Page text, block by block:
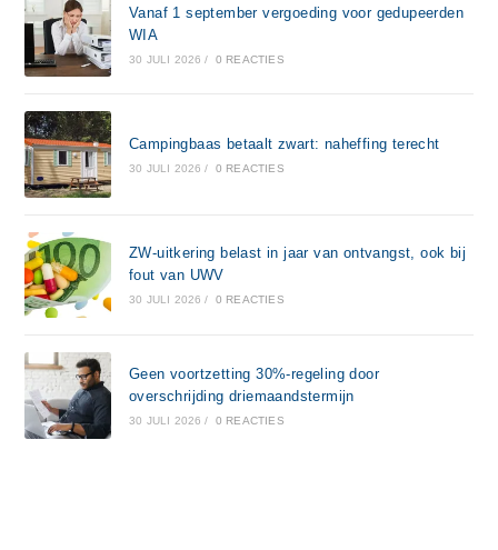
Vanaf 1 september vergoeding voor gedupeerden
WIA
30 JULI 2026 / 0 REACTIES
Campingbaas betaalt zwart: naheffing terecht
30 JULI 2026 / 0 REACTIES
ZW-uitkering belast in jaar van ontvangst, ook bij
fout van UWV
30 JULI 2026 / 0 REACTIES
Geen voortzetting 30%-regeling door
overschrijding driemaandstermijn
30 JULI 2026 / 0 REACTIES